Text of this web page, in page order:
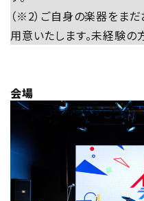
（※2）ご自身の楽器をま
用意いたします。未経験の
会場